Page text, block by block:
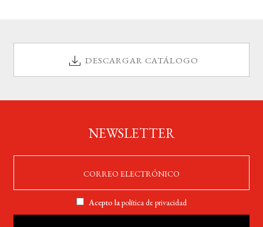
DESCARGAR CATÁLOGO
NEWSLETTER
Acepto lapolítica de privacidad